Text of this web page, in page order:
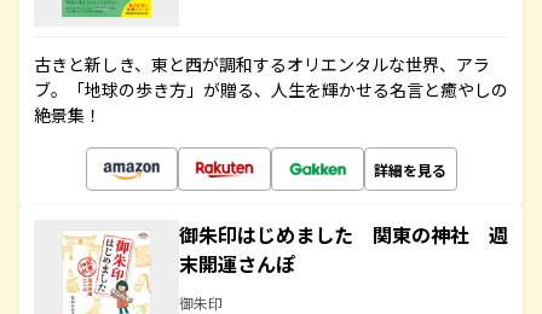
古きと新しき、東と西が調和するオリエンタルな世界、アラ
ブ。「地球の歩き方」が贈る、人生を輝かせる名言と癒やしの
絶景集！
詳細を見る
御朱印はじめました 関東の神社 週
末開運さんぽ
御朱印